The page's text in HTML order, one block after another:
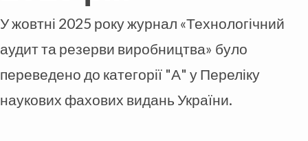
У жовтні 2025 року журнал «Технологічний
аудит та резерви виробництва» було
переведено до категорії "А" у Переліку
наукових фахових видань України.